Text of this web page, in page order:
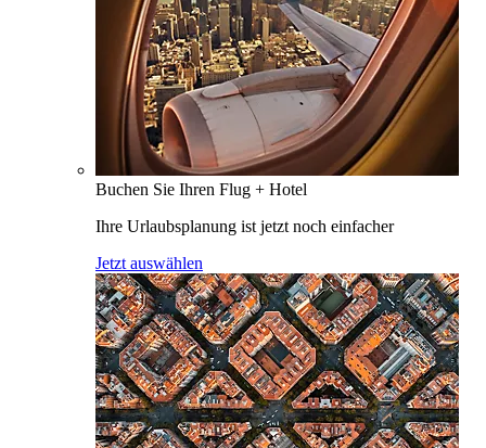
Buchen Sie Ihren Flug + Hotel
Ihre Urlaubsplanung ist jetzt noch einfacher
Jetzt auswählen